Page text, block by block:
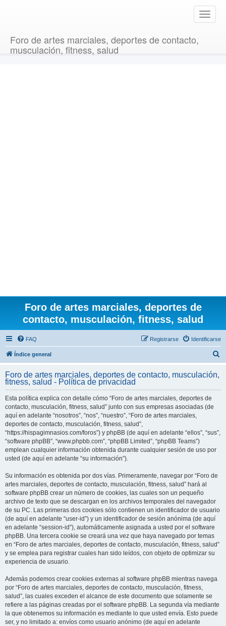
T
o
Foro de artes marciales, deportes de contacto,
musculación, fitness, salud
Foro de artes marciales, deportes de
contacto, musculación, fitness, salud
FAQ Identificarse
Registrarse
Índice general
c
Foro de artes marciales, deportes de contacto, musculación,
fitness, salud - Política de privacidad
Esta política explica con detalle cómo “Foro de artes marciales, deportes de
contacto, musculación, fitness, salud” junto con sus empresas asociadas (de
aquí en adelante “nosotros”, “nos”, “nuestro”, “Foro de artes marciales,
deportes de contacto, musculación, fitness, salud”,
“https://hispagimnasios.com/foros”) y phpBB (de aquí en adelante “ellos”, “sus”,
“software phpBB”, “www.phpbb.com”, “phpBB Limited”, “phpBB Teams”)
emplean cualquier información obtenida durante cualquier sesión de uso por
usted (de aquí en adelante “su información”).
Su información es obtenida por dos vías. Primeramente, navegar por “Foro de
artes marciales, deportes de contacto, musculación, fitness, salud” hará al
software phpBB crear un número de cookies, las cuales son un pequeño
archivo de texto que se descargan en los archivos temporales del navegador
de su PC. Las primeras dos cookies sólo contienen un identificador de usuario
(de aquí en adelante “user-id”) y un identificador de sesión anónima (de aquí
en adelante “session-id”), automáticamente asignada a usted por el software
phpBB. Una tercera cookie se creará una vez que haya navegado por temas
en “Foro de artes marciales, deportes de contacto, musculación, fitness, salud”
y se emplea para registrar cuales han sido leídos, con objeto de optimizar su
experiencia de usuario.
Además podemos crear cookies externas al software phpBB mientras navega
por “Foro de artes marciales, deportes de contacto, musculación, fitness,
salud”, las cuales exceden el alcance de este documento que solamente se
refiere a las páginas creadas por el software phpBB. La segunda vía mediante
la que obtenemos su información es mediante lo que usted envía. Esto puede
ser, y no limitado a: envíos como usuario anónimo (de aquí en adelante